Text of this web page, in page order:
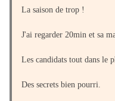
La saison de trop !
J'ai regarder 20min et sa
Les candidats tout dans le
Des secrets bien pourri.